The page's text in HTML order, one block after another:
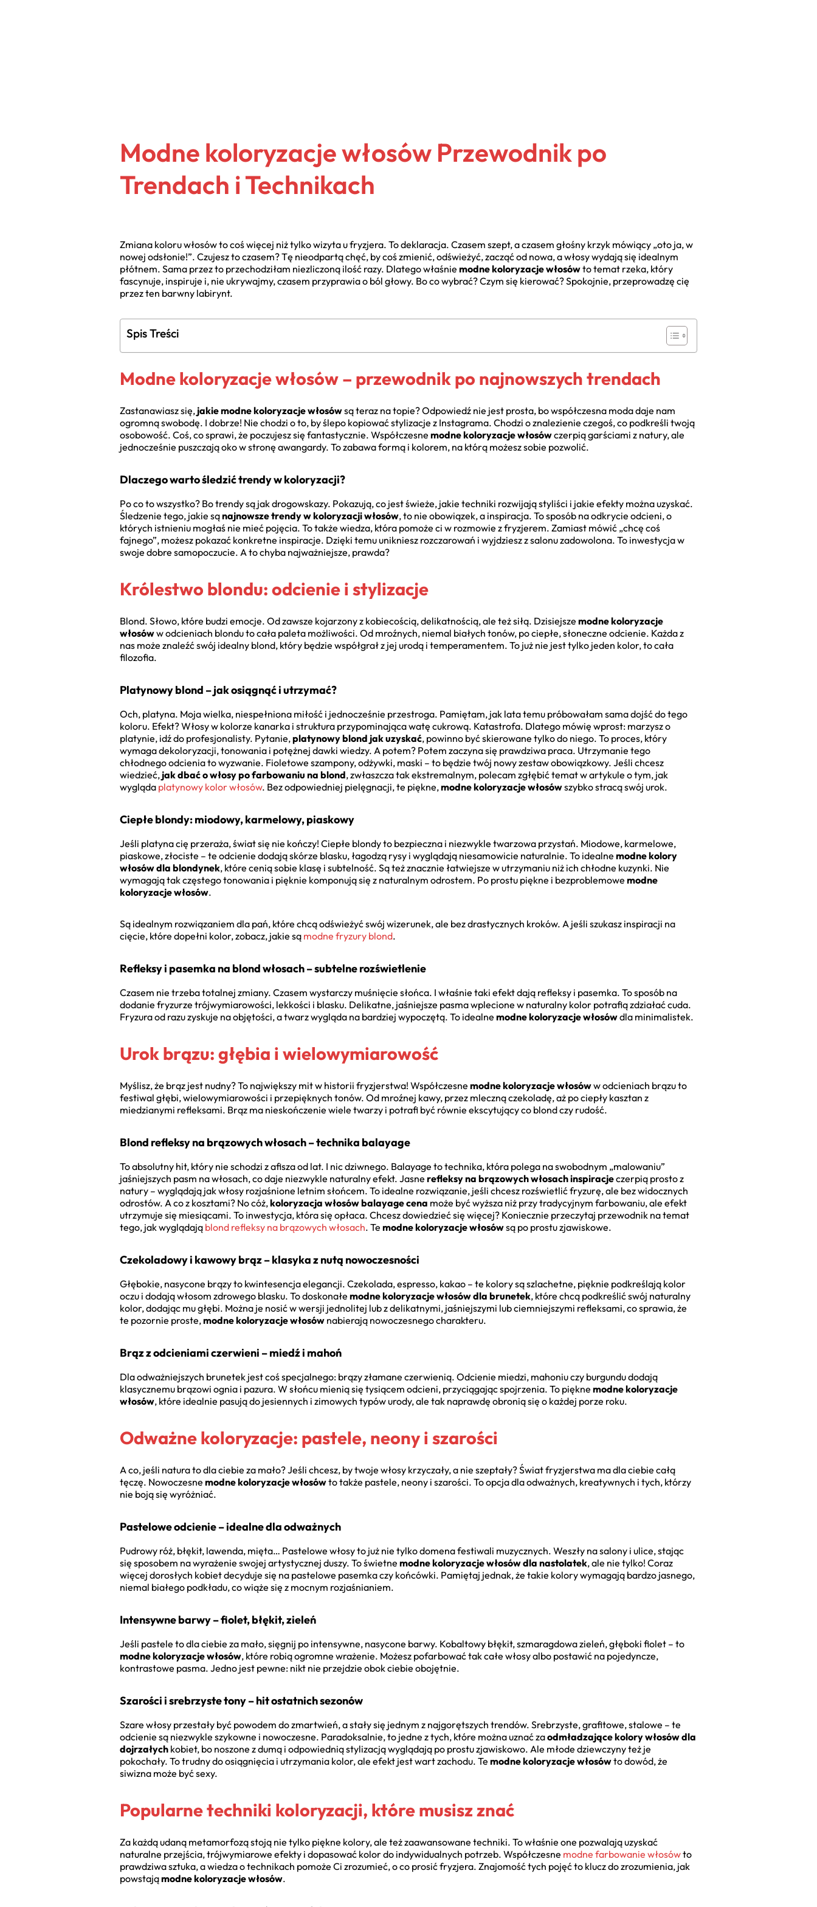
Modne koloryzacje włosów Przewodnik po
Trendach i Technikach
Zmiana koloru włosów to coś więcej niż tylko wizyta u fryzjera. To deklaracja. Czasem szept, a czasem głośny krzyk mówiący „oto ja, w
nowej odsłonie!”. Czujesz to czasem? Tę nieodpartą chęć, by coś zmienić, odświeżyć, zacząć od nowa, a włosy wydają się idealnym
płótnem. Sama przez to przechodziłam niezliczoną ilość razy. Dlatego właśnie modne koloryzacje włosówto temat rzeka, który
fascynuje, inspiruje i, nie ukrywajmy, czasem przyprawia o ból głowy. Bo co wybrać? Czym się kierować? Spokojnie, przeprowadzę cię
przez ten barwny labirynt.
Spis Treści
Modne koloryzacje włosów – przewodnik po najnowszych trendach
Zastanawiasz się, jakie modne koloryzacje włosówsą teraz na topie? Odpowiedź nie jest prosta, bo współczesna moda daje nam
ogromną swobodę. I dobrze! Nie chodzi o to, by ślepo kopiować stylizacje z Instagrama. Chodzi o znalezienie czegoś, co podkreśli twoją
osobowość. Coś, co sprawi, że poczujesz się fantastycznie. Współczesne modne koloryzacje włosówczerpią garściami z natury, ale
jednocześnie puszczają oko w stronę awangardy. To zabawa formą i kolorem, na którą możesz sobie pozwolić.
Dlaczego warto śledzić trendy w koloryzacji?
Po co to wszystko? Bo trendy są jak drogowskazy. Pokazują, co jest świeże, jakie techniki rozwijają styliści i jakie efekty można uzyskać.
Śledzenie tego, jakie sąnajnowsze trendy w koloryzacji włosów, to nie obowiązek, a inspiracja. To sposób na odkrycie odcieni, o
których istnieniu mogłaś nie mieć pojęcia. To także wiedza, która pomoże ci w rozmowie z fryzjerem. Zamiast mówić „chcę coś
fajnego”, możesz pokazać konkretne inspiracje. Dzięki temu unikniesz rozczarowań i wyjdziesz z salonu zadowolona. To inwestycja w
swoje dobre samopoczucie. A to chyba najważniejsze, prawda?
Królestwo blondu: odcienie i stylizacje
Blond. Słowo, które budzi emocje. Od zawsze kojarzony z kobiecością, delikatnością, ale też siłą. Dzisiejsze modne koloryzacje
włosóww odcieniach blondu to cała paleta możliwości. Od mroźnych, niemal białych tonów, po ciepłe, słoneczne odcienie. Każda z
nas może znaleźć swój idealny blond, który będzie współgrał z jej urodą i temperamentem. To już nie jest tylko jeden kolor, to cała
filozofia.
Platynowy blond – jak osiągnąć i utrzymać?
Och, platyna. Moja wielka, niespełniona miłość i jednocześnie przestroga. Pamiętam, jak lata temu próbowałam sama dojść do tego
koloru. Efekt? Włosy w kolorze kanarka i struktura przypominająca watę cukrową. Katastrofa. Dlatego mówię wprost: marzysz o
platynie, idź do profesjonalisty. Pytanie,platynowy blond jak uzyskać, powinno być skierowane tylko do niego. To proces, który
wymaga dekoloryzacji, tonowania i potężnej dawki wiedzy. A potem? Potem zaczyna się prawdziwa praca. Utrzymanie tego
chłodnego odcienia to wyzwanie. Fioletowe szampony, odżywki, maski – to będzie twój nowy zestaw obowiązkowy. Jeśli chcesz
wiedzieć, jak dbać o włosy po farbowaniu na blond, zwłaszcza tak ekstremalnym, polecam zgłębić temat w artykule o tym, jak
wygląda platynowy kolor włosów. Bez odpowiedniej pielęgnacji, te piękne,modne koloryzacje włosówszybko stracą swój urok.
Ciepłe blondy: miodowy, karmelowy, piaskowy
Jeśli platyna cię przeraża, świat się nie kończy! Ciepłe blondy to bezpieczna i niezwykle twarzowa przystań. Miodowe, karmelowe,
piaskowe, złociste – te odcienie dodają skórze blasku, łagodzą rysy i wyglądają niesamowicie naturalnie. To idealne modne kolory
włosów dla blondynek, które cenią sobie klasę i subtelność. Są też znacznie łatwiejsze w utrzymaniu niż ich chłodne kuzynki. Nie
wymagają tak częstego tonowania i pięknie komponują się z naturalnym odrostem. Po prostu piękne i bezproblemowe modne
koloryzacje włosów.
Są idealnym rozwiązaniem dla pań, które chcą odświeżyć swój wizerunek, ale bez drastycznych kroków. A jeśli szukasz inspiracji na
cięcie, które dopełni kolor, zobacz, jakie są modne fryzury blond.
Refleksy i pasemka na blond włosach – subtelne rozświetlenie
Czasem nie trzeba totalnej zmiany. Czasem wystarczy muśnięcie słońca. I właśnie taki efekt dają refleksy i pasemka. To sposób na
dodanie fryzurze trójwymiarowości, lekkości i blasku. Delikatne, jaśniejsze pasma wplecione w naturalny kolor potrafią zdziałać cuda.
Fryzura od razu zyskuje na objętości, a twarz wygląda na bardziej wypoczętą. To idealne modne koloryzacje włosówdla minimalistek.
Urok brązu: głębia i wielowymiarowość
Myślisz, że brąz jest nudny? To największy mit w historii fryzjerstwa! Współczesne modne koloryzacje włosóww odcieniach brązu to
festiwal głębi, wielowymiarowości i przepięknych tonów. Od mroźnej kawy, przez mleczną czekoladę, aż po ciepły kasztan z
miedzianymi refleksami. Brąz ma nieskończenie wiele twarzy i potrafi być równie ekscytujący co blond czy rudość.
Blond refleksy na brązowych włosach – technika balayage
To absolutny hit, który nie schodzi z afisza od lat. I nic dziwnego. Balayage to technika, która polega na swobodnym „malowaniu”
jaśniejszych pasm na włosach, co daje niezwykle naturalny efekt. Jasne refleksy na brązowych włosach inspiracjeczerpią prosto z
natury – wyglądają jak włosy rozjaśnione letnim słońcem. To idealne rozwiązanie, jeśli chcesz rozświetlić fryzurę, ale bez widocznych
odrostów. A co z kosztami? No cóż,koloryzacja włosów balayage cena może być wyższa niż przy tradycyjnym farbowaniu, ale efekt
utrzymuje się miesiącami. To inwestycja, która się opłaca. Chcesz dowiedzieć się więcej? Koniecznie przeczytaj przewodnik na temat
tego, jak wyglądają blond refleksy na brązowych włosach. Te modne koloryzacje włosówsą po prostu zjawiskowe.
Czekoladowy i kawowy brąz – klasyka z nutą nowoczesności
Głębokie, nasycone brązy to kwintesencja elegancji. Czekolada, espresso, kakao – te kolory są szlachetne, pięknie podkreślają kolor
oczu i dodają włosom zdrowego blasku. To doskonałe modne koloryzacje włosów dla brunetek, które chcą podkreślić swój naturalny
kolor, dodając mu głębi. Można je nosić w wersji jednolitej lub z delikatnymi, jaśniejszymi lub ciemniejszymi refleksami, co sprawia, że
te pozornie proste,modne koloryzacje włosów nabierają nowoczesnego charakteru.
Brąz z odcieniami czerwieni – miedź i mahoń
Dla odważniejszych brunetek jest coś specjalnego: brązy złamane czerwienią. Odcienie miedzi, mahoniu czy burgundu dodają
klasycznemu brązowi ognia i pazura. W słońcu mienią się tysiącem odcieni, przyciągając spojrzenia. To piękne modne koloryzacje
włosów, które idealnie pasują do jesiennych i zimowych typów urody, ale tak naprawdę obronią się o każdej porze roku.
Odważne koloryzacje: pastele, neony i szarości
A co, jeśli natura to dla ciebie za mało? Jeśli chcesz, by twoje włosy krzyczały, a nie szeptały? Świat fryzjerstwa ma dla ciebie całą
tęczę. Nowoczesne modne koloryzacje włosówto także pastele, neony i szarości. To opcja dla odważnych, kreatywnych i tych, którzy
nie boją się wyróżniać.
Pastelowe odcienie – idealne dla odważnych
Pudrowy róż, błękit, lawenda, mięta… Pastelowe włosy to już nie tylko domena festiwali muzycznych. Weszły na salony i ulice, stając
się sposobem na wyrażenie swojej artystycznej duszy. To świetne modne koloryzacje włosów dla nastolatek, ale nie tylko! Coraz
więcej dorosłych kobiet decyduje się na pastelowe pasemka czy końcówki. Pamiętaj jednak, że takie kolory wymagają bardzo jasnego,
niemal białego podkładu, co wiąże się z mocnym rozjaśnianiem.
Intensywne barwy – fiolet, błękit, zieleń
Jeśli pastele to dla ciebie za mało, sięgnij po intensywne, nasycone barwy. Kobaltowy błękit, szmaragdowa zieleń, głęboki fiolet – to
modne koloryzacje włosów, które robią ogromne wrażenie. Możesz pofarbować tak całe włosy albo postawić na pojedyncze,
kontrastowe pasma. Jedno jest pewne: nikt nie przejdzie obok ciebie obojętnie.
Szarości i srebrzyste tony – hit ostatnich sezonów
Szare włosy przestały być powodem do zmartwień, a stały się jednym z najgorętszych trendów. Srebrzyste, grafitowe, stalowe – te
odcienie są niezwykle szykowne i nowoczesne. Paradoksalnie, to jedne z tych, które można uznać zaodmładzające kolory włosów dla
dojrzałych kobiet, bo noszone z dumą i odpowiednią stylizacją wyglądają po prostu zjawiskowo. Ale młode dziewczyny też je
pokochały. To trudny do osiągnięcia i utrzymania kolor, ale efekt jest wart zachodu. Te modne koloryzacje włosówto dowód, że
siwizna może być sexy.
Popularne techniki koloryzacji, które musisz znać
Za każdą udaną metamorfozą stoją nie tylko piękne kolory, ale też zaawansowane techniki. To właśnie one pozwalają uzyskać
naturalne przejścia, trójwymiarowe efekty i dopasować kolor do indywidualnych potrzeb. Współczesne modne farbowanie włosówto
prawdziwa sztuka, a wiedza o technikach pomoże Ci zrozumieć, o co prosić fryzjera. Znajomość tych pojęć to klucz do zrozumienia, jak
powstająmodne koloryzacje włosów.